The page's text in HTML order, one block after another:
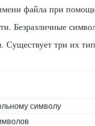
файла при
Безразличные
Существует три их
символу